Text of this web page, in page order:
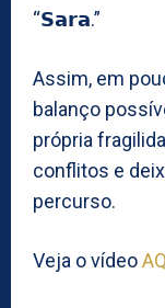
“𝗦𝗮𝗿𝗮.”
Assim, em
balanço
própria
conflitos e
percurso.
Veja o vídeo